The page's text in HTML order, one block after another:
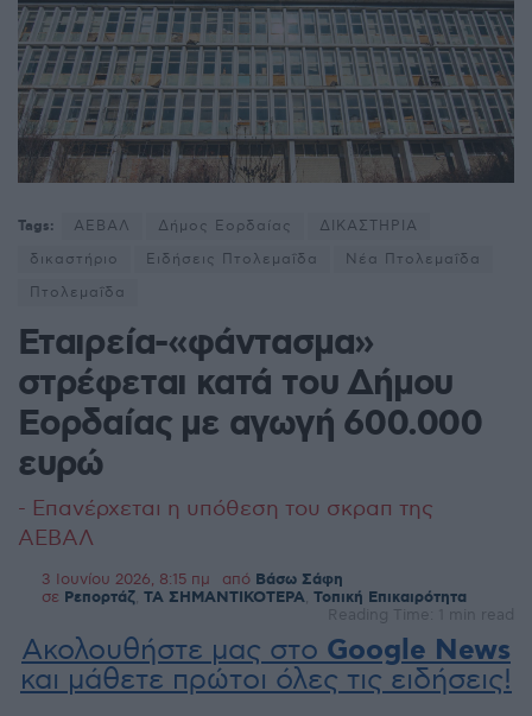
Tags: ΑΕΒΑΛ Δήμος Εορδαίας
ΔΙΚΑΣΤΗΡΙΑ
δικαστήριο
Ειδήσεις Πτολεμαΐδα
Νέα Πτολεμαΐδα
Πτολεμαΐδα
Εταιρεία-«φάντασμα»
στρέφεται κατά του Δήμου
Εορδαίας με αγωγή 600.000
ευρώ
- Επανέρχεται η υπόθεση του σκραπ της
ΑΕΒΑΛ
3 Ιουνίου 2026, 8:15 πμ από Βάσω Σάφη
σε Ρεπορτάζ ΤΑ ΣΗΜΑΝΤΙΚΟΤΕΡΑ Τοπική Επικαιρότητα
Reading Time: 1 min read
Ακολουθήστε μας στο Google News
και μάθετε πρώτοι όλες τις ειδήσεις!